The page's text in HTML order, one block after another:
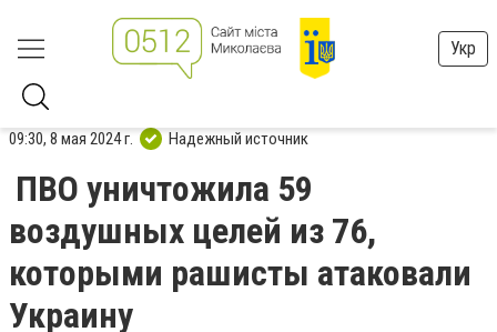
Укр
09:30, 8 мая 2024 г. Надежный источник
ПВО уничтожила 59
воздушных целей из 76,
которыми рашисты атаковали
Украину